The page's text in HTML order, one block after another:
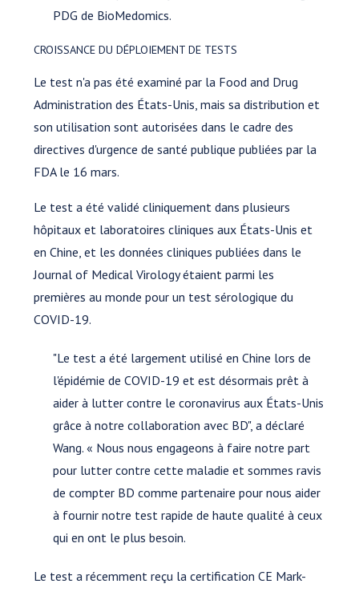
PDG de BioMedomics.
CROISSANCE DU DÉPLOIEMENT DE TESTS
Le test n'a pas été examiné par la Food and Drug
Administration des États-Unis, mais sa distribution et
son utilisation sont autorisées dans le cadre des
directives d'urgence de santé publique publiées par la
FDA le 16 mars.
Le test a été validé cliniquement dans plusieurs
hôpitaux et laboratoires cliniques aux États-Unis et
en Chine, et les données cliniques publiées dans le
Journal of Medical Virology étaient parmi les
premières au monde pour un test sérologique du
COVID-19.
"Le test a été largement utilisé en Chine lors de
l'épidémie de COVID-19 et est désormais prêt à
aider à lutter contre le coronavirus aux États-Unis
grâce à notre collaboration avec BD", a déclaré
Wang. « Nous nous engageons à faire notre part
pour lutter contre cette maladie et sommes ravis
de compter BD comme partenaire pour nous aider
à fournir notre test rapide de haute qualité à ceux
qui en ont le plus besoin.
Le test a récemment reçu la certification CE Mark-